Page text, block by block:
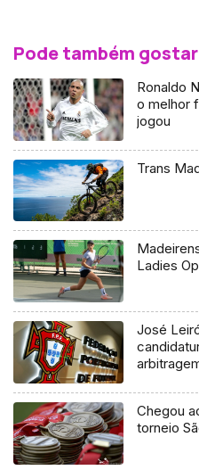
Pode também gostar
Ronaldo
o melhor
jogou
Trans
Ladies
José
Chegou
torneio